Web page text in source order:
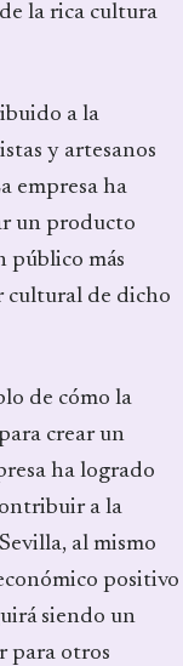
la rica cultura
a la
y artesanos
empresa ha
un producto
público más
cultural de dicho
de cómo la
crear un
ha logrado
a la
al mismo
positivo
siendo un
para otros